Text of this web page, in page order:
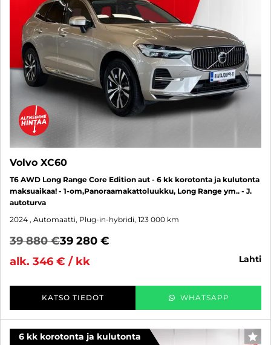
Volvo XC60
T6 AWD Long Range Core Edition aut - 6 kk korotonta ja kulutonta
maksuaikaa! - 1-om,Panoraamakattoluukku, Long Range ym.. - J.
autoturva
2024 , Automaatti, Plug-in-hybridi, 123 000 km
39 880 €39 280 €
alk. 346 € / kk
lahti
KATSO TIEDOT WHATSAPP
6 kk korotonta ja kulutonta